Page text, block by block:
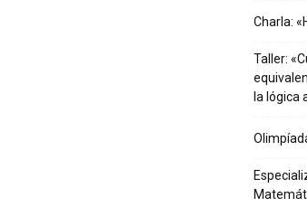
Charla:
Taller:
la lógica